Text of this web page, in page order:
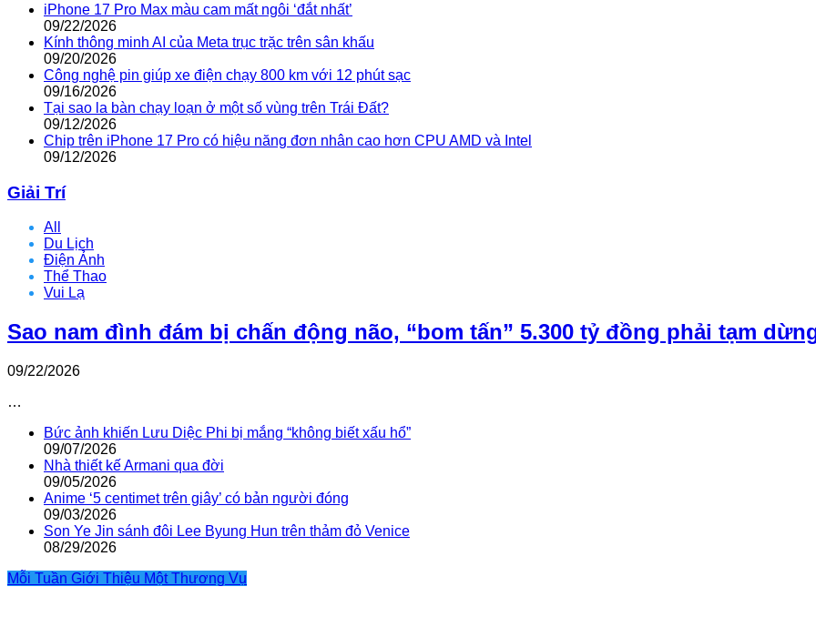
iPhone 17 Pro Max màu cam mất ngôi ‘đắt nhất’
09/22/2026
Kính thông minh AI của Meta trục trặc trên sân khấu
09/20/2026
Công nghệ pin giúp xe điện chạy 800 km với 12 phút sạc
09/16/2026
Tại sao la bàn chạy loạn ở một số vùng trên Trái Đất?
09/12/2026
Chip trên iPhone 17 Pro có hiệu năng đơn nhân cao hơn CPU AMD và Intel
09/12/2026
Giải Trí
All
Du Lịch
Điện Ảnh
Thể Thao
Vui Lạ
Sao nam đình đám bị chấn động não, “bom tấn” 5.300 tỷ đồng phải tạm
09/22/2026
…
Bức ảnh khiến Lưu Diệc Phi bị mắng “không biết xấu hổ”
09/07/2026
Nhà thiết kế Armani qua đời
09/05/2026
Anime ‘5 centimet trên giây’ có bản người đóng
09/03/2026
Son Ye Jin sánh đôi Lee Byung Hun trên thảm đỏ Venice
08/29/2026
Mỗi Tuần Giới Thiệu Một Thương Vụ